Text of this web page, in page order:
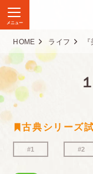
メニュー
HOME ライフ
古典シリーズ
#1 #2